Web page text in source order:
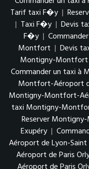
Tarif taxi F�y |
| Taxi F�y | Devis
F�y |
Montfort | Devis
Montigny-Montfort
Commander un taxi
Montfort-Aéroport
Montigny-Montfort-
taxi Montigny-
Reserver
Exupéry |
Aéroport de Lyon-Saint
Aéroport de Paris